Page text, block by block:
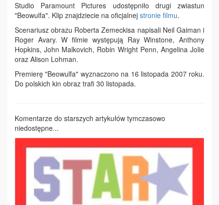
Studio Paramount Pictures udostępniło drugi zwiastun
"Beowulfa". Klip znajdziecie na oficjalnej stronie filmu.
Scenariusz obrazu Roberta Zemeckisa napisali Neil Gaiman i
Roger Avary. W filmie występują Ray Winstone, Anthony
Hopkins, John Malkovich, Robin Wright Penn, Angelina Jolie
oraz Alison Lohman.
Premierę "Beowulfa" wyznaczono na 16 listopada 2007 roku.
Do polskich kin obraz trafi 30 listopada.
Komentarze do starszych artykułów tymczasowo
niedostępne...